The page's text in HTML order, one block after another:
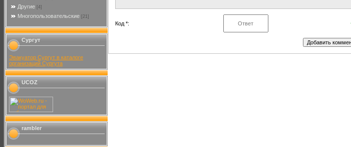
Другие [4]
Многопользовательские [21]
Сургут
Эвакуатор Сургут в каталоге
организаций Сургута
UCOZ
rambler
Код *: